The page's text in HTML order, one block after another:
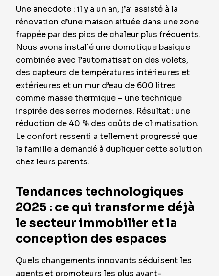
Une anecdote : il y a un an, j’ai assisté à la
rénovation d’une maison située dans une zone
frappée par des pics de chaleur plus fréquents.
Nous avons installé une domotique basique
combinée avec l’automatisation des volets,
des capteurs de températures intérieures et
extérieures et un mur d’eau de 600 litres
comme masse thermique – une technique
inspirée des serres modernes. Résultat : une
réduction de 40 % des coûts de climatisation.
Le confort ressenti a tellement progressé que
la famille a demandé à dupliquer cette solution
chez leurs parents.
Tendances technologiques
2025 : ce qui transforme déjà
le secteur immobilier et la
conception des espaces
Quels changements innovants séduisent les
agents et promoteurs les plus avant-